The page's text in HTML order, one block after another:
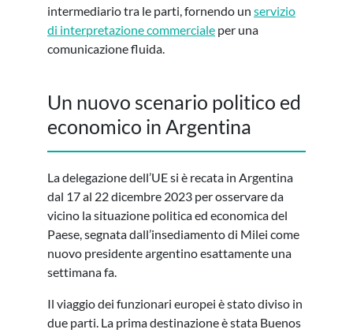
intermediario tra le parti, fornendo un servizio
di interpretazione commerciale per una
comunicazione fluida.
Un nuovo scenario politico ed
economico in Argentina
La delegazione dell’UE si è recata in Argentina
dal 17 al 22 dicembre 2023 per osservare da
vicino la situazione politica ed economica del
Paese, segnata dall’insediamento di Milei come
nuovo presidente argentino esattamente una
settimana fa.
Il viaggio dei funzionari europei è stato diviso in
due parti. La prima destinazione è stata Buenos